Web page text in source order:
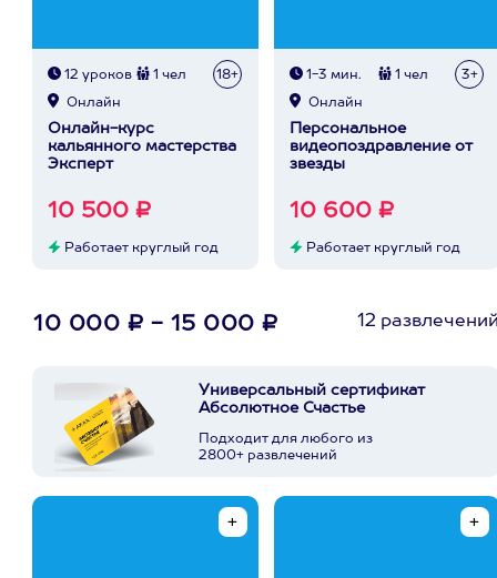
12 уроков 1 чел 18+
Онлайн
Онлайн-курс
кальянного мастерства
Эксперт
10 500 ₽
Работает круглый год
1-3 мин. 1 чел 3+
Онлайн
Персональное
видеопоздравление от
звезды
10 600 ₽
Работает круглый год
10 000 ₽ - 15 000 ₽ 12
Универсальный сертификат
Абсолютное Счастье
Подходит для любого из
2800+ развлечений